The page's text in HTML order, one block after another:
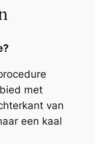
met
van
een kaal